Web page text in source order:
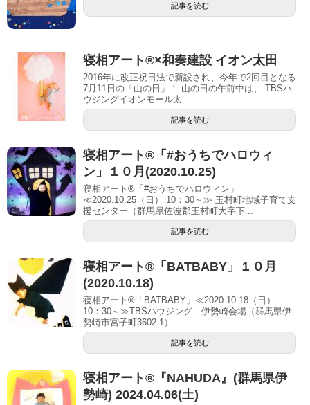
記事を読む
寝相アート®︎×和奏建設 イオン太田
2016年に改正祝日法で新設され、今年で2回目となる
7月11日の「山の日」！ 山の日の午前中は、 TBSハ
ウジングイオンモール太...
記事を読む
寝相アート®「#おうちでハロウィ
ン」１０月(2020.10.25)
寝相アート®「#おうちでハロウィン」
≪2020.10.25（日） 10：30～≫ 玉村町地域子育て支
援センター（群馬県佐波郡玉村町大字下...
記事を読む
寝相アート®「BATBABY」１０月
(2020.10.18)
寝相アート®「BATBABY」≪2020.10.18（日）
10：30～≫TBSハウジング 伊勢崎会場（群馬県伊
勢崎市宮子町3602-1）...
記事を読む
寝相アート®『NAHUDA』(群馬県伊
勢崎) 2024.04.06(土)